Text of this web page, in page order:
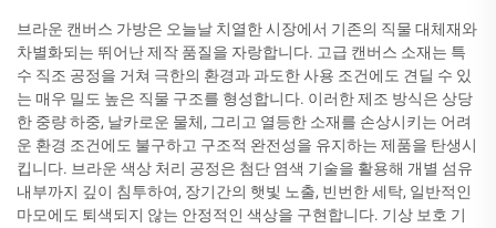
브라운 캔버스 가방은 오늘날 치열한 시장에서 기존의 직물 대체재와
차별화되는 뛰어난 제작 품질을 자랑합니다. 고급 캔버스 소재는 특
수 직조 공정을 거쳐 극한의 환경과 과도한 사용 조건에도 견딜 수 있
는 매우 밀도 높은 직물 구조를 형성합니다. 이러한 제조 방식은 상당
한 중량 하중, 날카로운 물체, 그리고 열등한 소재를 손상시키는 어려
운 환경 조건에도 불구하고 구조적 완전성을 유지하는 제품을 탄생시
킵니다. 브라운 색상 처리 공정은 첨단 염색 기술을 활용해 개별 섬유
내부까지 깊이 침투하여, 장기간의 햇빛 노출, 빈번한 세탁, 일반적인
마모에도 퇴색되지 않는 안정적인 색상을 구현합니다. 기상 보호 기